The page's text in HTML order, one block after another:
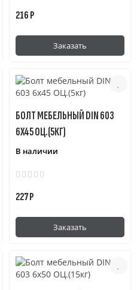
216 Р
Заказать
БОЛТ МЕБЕЛЬНЫЙ DIN 603
6Х45 ОЦ.(5КГ)
В наличии
227 Р
Заказать